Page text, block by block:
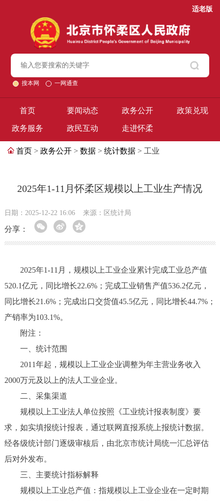
适老版
搜本网 一网通查
首页 要闻动态 政务公开 政策兑现
政务服务 政民互动 走进怀柔
首页 > 政务公开 > 数据 > 统计数据 > 工业
2025年1-11月怀柔区规模以上工业生产情况
日期：2025-12-22 16:06 来源：区统计局
分享：
2025年1-11月，规模以上工业企业累计完成工业总产值
520.1亿元，同比增长22.6%；完成工业销售产值536.2亿元，
同比增长21.6%；完成出口交货值45.5亿元，同比增长44.7%；
产销率为103.1%。
附注：
一、统计范围
2011年起，规模以上工业企业调整为年主营业务收入
2000万元及以上的法人工业企业。
二、采集渠道
规模以上工业法人单位按照《工业统计报表制度》要
求，如实填报统计报表，通过联网直报系统上报统计数据。
经各级统计部门逐级审核后，由北京市统计局统一汇总评估
后对外发布。
三、主要统计指标解释
规模以上工业总产值：指规模以上工业企业在一定时期